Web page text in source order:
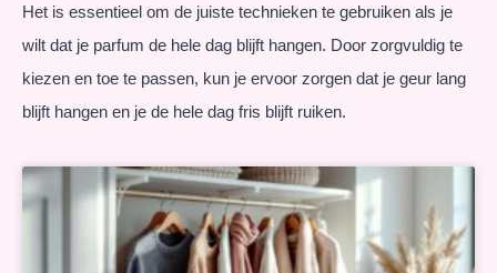
Het is essentieel om de juiste technieken te gebruiken als je
wilt dat je parfum de hele dag blijft hangen. Door zorgvuldig te
kiezen en toe te passen, kun je ervoor zorgen dat je geur lang
blijft hangen en je de hele dag fris blijft ruiken.